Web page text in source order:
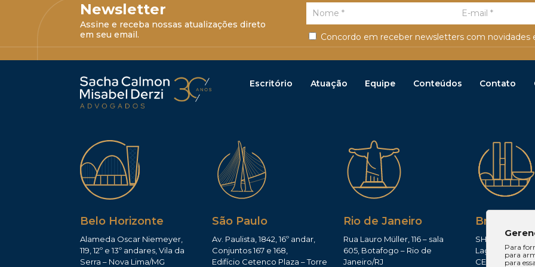
Newsletter
Assine e receba nossas atualizações direto
em seu email.
Concordo em receber newsletters com novidades
Escritório Atuação Equipe Conteúdos Contato
Belo Horizonte
Alameda Oscar Niemeyer,
119, 12º e 13º andares, Vila da
Serra – Nova Lima/MG
São Paulo
Av. Paulista, 1842, 16º andar,
Conjuntos 167 e 168,
Edifício Cetenco Plaza – Torre
Rio de Janeiro
Rua Lauro Müller, 116 – sala
605, Botafogo – Rio de
Janeiro/RJ
Brasília
SHIS QI 11,
Lago Sul –
CEP: 71625-300
Para
para
para